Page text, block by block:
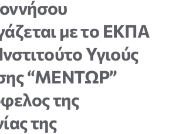
ΝΕΑ & ΕΚΔΗΛΩΣΕΙΣ
ΕΠΙΚΟΙΝΩΝΙΑμε το ΕΚΠΑ
Υγιούς
“ΜΕΝΤΩΡ”
της
της